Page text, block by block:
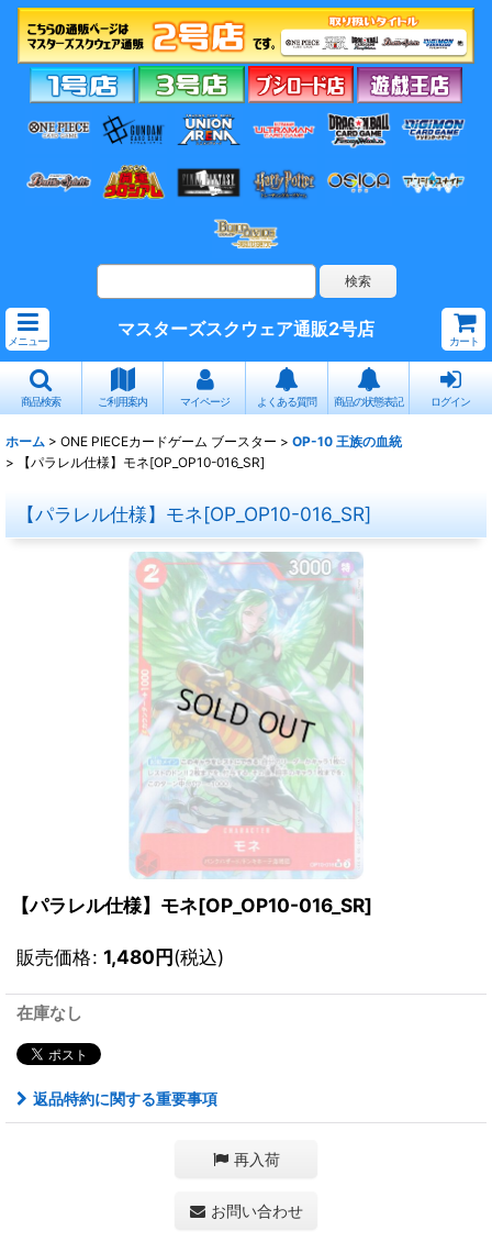
メニュー
マスターズスクウェア通販2号店
カート
商品検索 ご利用案内 マイページ よくある質問 商品の状態表記 ログイン
ホーム > ONE PIECEカードゲーム ブースター > OP-10 王族の血統
>
【パラレル仕様】モネ[OP_OP10-016_SR]
【パラレル仕様】モネ[OP_OP10-016_SR]
【パラレル仕様】モネ[OP_OP10-016_SR]
販売価格: 1,480円(税込)
在庫なし
返品特約に関する重要事項
再入荷
お問い合わせ